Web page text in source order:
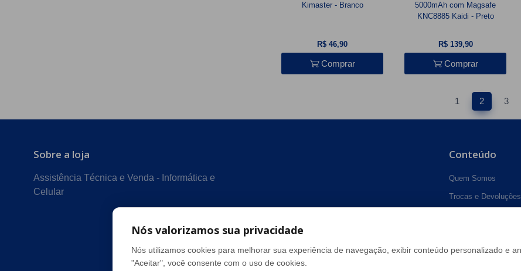
Kimaster - Branco
R$ 46,90
Comprar
5000mAh com Magsafe
KNC8885 Kaidi - Preto
R$ 139,90
Comprar
1 2 3
Sobre a loja
Assistência Técnica e Venda - Informática e
Celular
Conteúdo
Quem Somos
Trocas e Devoluções
Como Comprar
Nós valorizamos sua privacidade
Nós utilizamos cookies para melhorar sua experiência de navegação, exibir conteúdo personalizado e
"Aceitar", você consente com o uso de cookies.